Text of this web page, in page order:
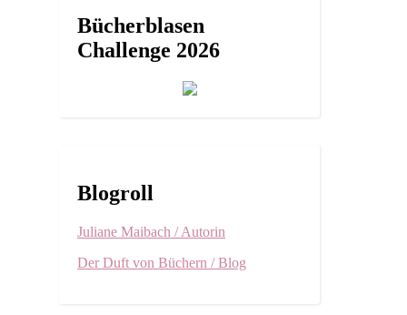
Bücherblasen
Challenge 2026
Blogroll
Juliane Maibach / Autorin
Der Duft von Büchern / Blog